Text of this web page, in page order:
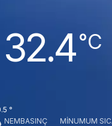
32.4‎°C
°
NEMBASINÇ MINUMUM